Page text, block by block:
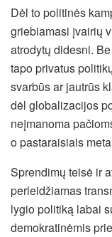
Dėl to politinės
griebiamasi įvairių
atrodytų didesni.
tapo privatus
svarbūs ar jautrūs
dėl globalizacijos
neįmanoma
o pastaraisiais
Sprendimų teisė ir
perleidžiamas
lygio politiką labai
demokratinėmis